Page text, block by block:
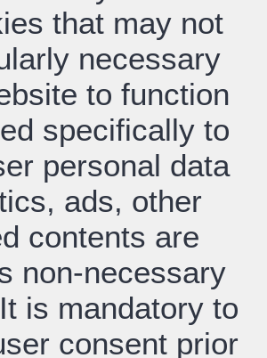
that may not
necessary
to function
specifically to
personal data
ads, other
contents are
non-necessary
is mandatory to
consent prior